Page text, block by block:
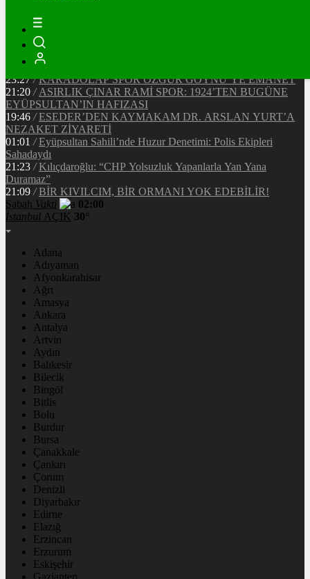
/ MHP EYÜPSULTAN TEŞKİLATI’NIN ACI GÜNÜ
13:33
/ BAŞKAN DR. MİTHAT BÜLENT ÖZMEN’DEN
KAMUOYUNA AÇIKLAMA
Makyaj Sanatçısı Uzay Damla Yıldız, Uluslararası
Başarılarıyla Türkiye’yi Temsil Ediyor
23:27 / KARADOLAP SPOR ÖZGÜR GÖYNÜ’YE EMANET
21:20 / ASIRLIK ÇINAR RAMİ SPOR: 1924’TEN BUGÜNE
EYÜPSULTAN’IN HAFIZASI
19:46 / ESEDER’DEN KAYMAKAM DR. ARSLAN YURT’A
NEZAKET ZİYARETİ
01:01 / Eyüpsultan Sahili’nde Huzur Denetimi: Polis Ekipleri
Sahadaydı
21:23 / Kılıçdaroğlu: “CHP Yolsuzluk Yapanlarla Yan Yana
Duramaz”
21:09 / BİR KIVILCIM, BİR ORMANI YOK EDEBİLİR!
Sabah Vakti
02:00
İstanbul AÇIK 30°
Adana
Adıyaman
Afyonkarahisar
Ağrı
Amasya
Ankara
Antalya
Artvin
Aydın
Balıkesir
Bilecik
Bingöl
Bitlis
Bolu
Burdur
Bursa
Çanakkale
Çankırı
Çorum
Denizli
Diyarbakır
Edirne
Elazığ
Erzincan
Erzurum
Eskişehir
Gaziantep